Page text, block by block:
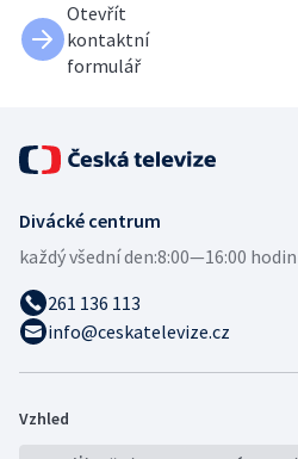
Otevřít
kontaktní
formulář
Divácké centrum
každý všední den:8:00—16:00 hodin
261 136 113
info@ceskatelevize.cz
Vzhled